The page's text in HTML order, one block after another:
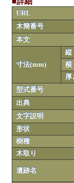
URL
木簡番号
本文
寸法(mm)
縦
横
厚
型式番号
出典
文字説明
形状
樹種
木取り
遺跡名